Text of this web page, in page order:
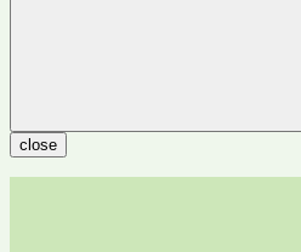
close